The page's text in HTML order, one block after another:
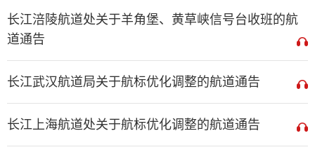
长江涪陵航道处关于羊角堡、黄草峡信号台收班的航
道通告
长江武汉航道局关于航标优化调整的航道通告
长江上海航道处关于航标优化调整的航道通告